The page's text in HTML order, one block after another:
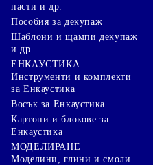
пасти и др.
Пособия за декупаж
Шаблони и щампи декупаж
и др.
ЕНКАУСТИКА
Инструменти и комплекти
за Енкаустика
Восък за Енкаустика
Картони и блокове за
Енкаустика
МОДЕЛИРАНЕ
Моделини, глини и смоли